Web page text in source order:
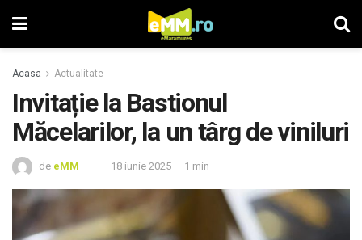
Acasa Actualitate
Invitație la Bastionul
Măcelarilor, la un târg de viniluri
de eMM 18 iunie 2025 1 min